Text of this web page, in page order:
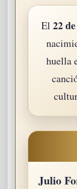
El 22
huella
Julio